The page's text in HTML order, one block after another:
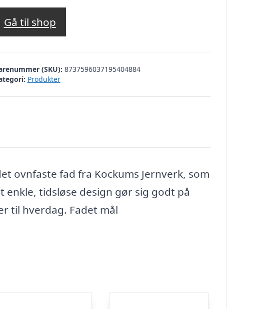
Gå til shop
(SKU): 8737596037195404884
Produkter
ovnfaste fad fra Kockums Jernverk, som
tidsløse design gør sig godt på
til hverdag. Fadet mål